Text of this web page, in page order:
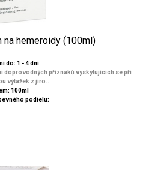
na hemeroidy (100ml)
do: 1 - 4 dní
doprovodných příznaků vyskytujících se při
výtažek z jíro...
100ml
podielu: